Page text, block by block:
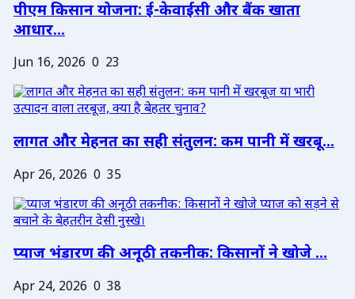
पीएम किसान योजना: ई-केवाईसी और बैंक खाता
आधार...
Jun 16, 2026 0 23
लागत और मेहनत का सही संतुलन: कम पानी में खरबू...
Apr 26, 2026 0 35
प्याज भंडारण की अनूठी तकनीक: किसानों ने खोजे ...
Apr 24, 2026 0 38